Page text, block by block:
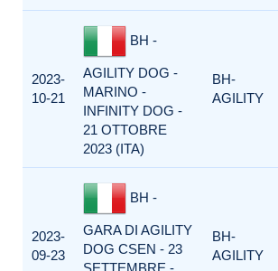
2023-
10-21
BH -
AGILITY DOG -
MARINO -
INFINITY DOG -
21 OTTOBRE
2023 (ITA)
BH-
AGILITY
2023-
09-23
BH -
GARA DI AGILITY
DOG CSEN - 23
SETTEMBRE -
BH-
AGILITY